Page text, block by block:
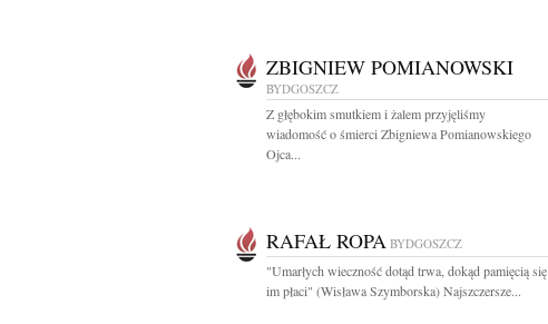
ZBIGNIEW POMIANOWSKI
BYDGOSZCZ
Z głębokim smutkiem i żalem przyjęliśmy
wiadomość o śmierci Zbigniewa Pomianowskiego
Ojca...
RAFAŁ ROPA BYDGOSZCZ
"Umarłych wieczność dotąd trwa, dokąd pamięcią się
im płaci" (Wisława Szymborska) Najszczersze...